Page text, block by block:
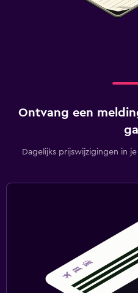
Ontvang een
Dagelijks prijswijzigingen in